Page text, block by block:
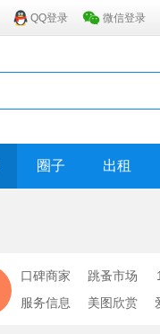
QQ登录 微信登录
圈子 出租
口碑商家 跳蚤市场
服务信息
美图欣赏